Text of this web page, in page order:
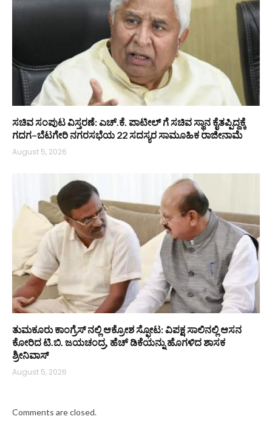
ಸಚಿವ ಸಂಪುಟ ವಿಸ್ತರಣೆ: ಎಚ್.ಕೆ. ಪಾಟೀಲ್ ಗೆ ಸಚಿವ ಸ್ಥಾನ ಕೈತಪ್ಪಿದ್ದಕ್ಕೆ
ಗದಗ–ಬೆಟಗೇರಿ ನಗರಸಭೆಯ 22 ಸದಸ್ಯರ ಸಾಮೂಹಿಕ ರಾಜೀನಾಮೆ
August 5, 2026
ತುಮಕೂರು ಕಾಂಗ್ರೆಸ್ ನಲ್ಲಿ ಆಕ್ರೋಶ ಸ್ಫೋಟ: ವಿಪಕ್ಷ ಸಾಲಿನಲ್ಲಿ ಆಸನ
ಕೋರಿದ ಟಿ.ಬಿ. ಜಯಚಂದ್ರ, ಹೆಚ್ ಡಿಕೆಯನ್ನು ಹೊಗಳಿದ ಶಾಸಕ
ಶ್ರೀನಿವಾಸ್
August 5, 2026
Comments are closed.